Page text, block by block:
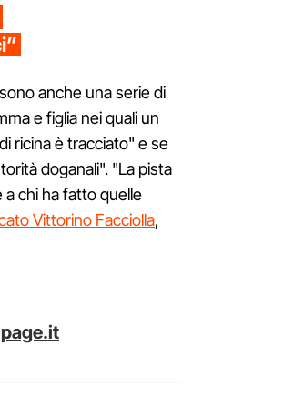
anche una serie di
e figlia nei quali un
ricina è tracciato" e se
doganali". "La pista
a chi ha fatto quelle
Vittorino Facciolla,